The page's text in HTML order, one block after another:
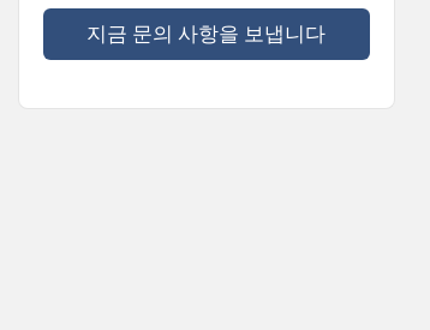
지금 문의 사항을 보냅니다